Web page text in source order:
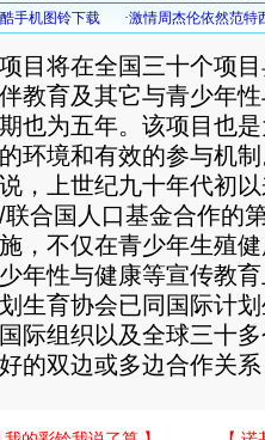
目将在全国三十个项
教育及其它与青少年
也为五年。该项目也
环境和有效的参与机
上世纪九十年代初以
合国人口基金合作的
，不仅在青少年生殖
年性与健康等宣传教
生育协会已同国际计
际组织以及全球三十
的双边或多边合作关系